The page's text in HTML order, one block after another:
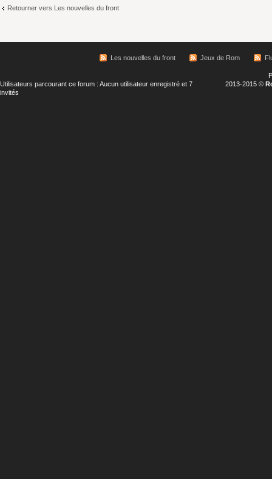
Retourner vers Les nouvelles du front
Les nouvelles du front Jeux de Rom
Utilisateurs parcourant ce forum : Aucun utilisateur enregistré et 7
invités
2013-2015 ©